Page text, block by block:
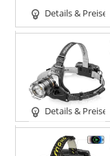
Details & Preise
Details & Preise